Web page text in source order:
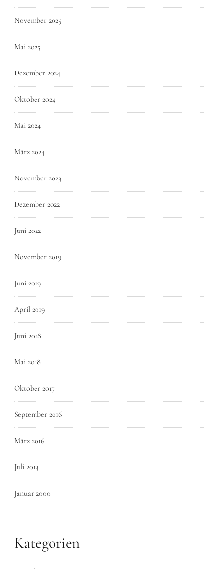
November 2025
Mai 2025
Dezember 2024
Oktober 2024
Mai 2024
März 2024
November 2023
Dezember 2022
Juni 2022
November 2019
Juni 2019
April 2019
Juni 2018
Mai 2018
Oktober 2017
September 2016
März 2016
Juli 2013
Januar 2000
Kategorien